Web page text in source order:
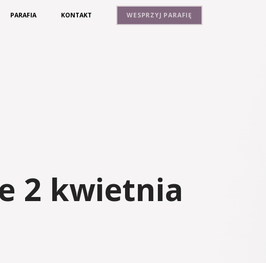
PARAFIA KONTAKT WESPRZYJ PARAFIĘ
2 kwietnia